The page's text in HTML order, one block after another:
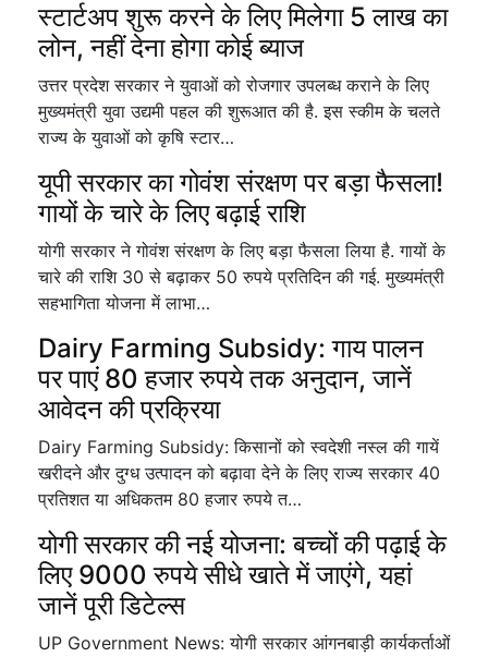
स्टार्टअप शुरू करने के लिए मिलेगा 5 लाख का
लोन, नहीं देना होगा कोई ब्याज
उत्तर प्रदेश सरकार ने युवाओं को रोजगार उपलब्ध कराने के लिए
मुख्यमंत्री युवा उद्यमी पहल की शुरूआत की है. इस स्कीम के चलते
राज्य के युवाओं को कृषि स्टार…
यूपी सरकार का गोवंश संरक्षण पर बड़ा फैसला!
गायों के चारे के लिए बढ़ाई राशि
योगी सरकार ने गोवंश संरक्षण के लिए बड़ा फैसला लिया है. गायों के
चारे की राशि 30 से बढ़ाकर 50 रुपये प्रतिदिन की गई. मुख्यमंत्री
सहभागिता योजना में लाभा…
Dairy Farming Subsidy: गाय पालन
पर पाएं 80 हजार रुपये तक अनुदान, जानें
आवेदन की प्रक्रिया
Dairy Farming Subsidy: किसानों को स्वदेशी नस्ल की गायें
खरीदने और दुग्ध उत्पादन को बढ़ावा देने के लिए राज्य सरकार 40
प्रतिशत या अधिकतम 80 हजार रुपये त…
योगी सरकार की नई योजना: बच्चों की पढ़ाई के
लिए 9000 रुपये सीधे खाते में जाएंगे, यहां
जानें पूरी डिटेल्स
UP Government News: योगी सरकार आंगनबाड़ी कार्यकर्ताओं